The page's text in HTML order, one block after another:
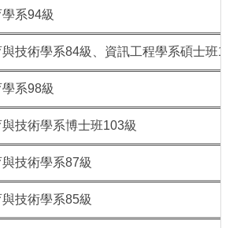
系94級
技術學系84級、資訊工程學系碩士班
系98級
技術學系博士班103級
技術學系87級
技術學系85級